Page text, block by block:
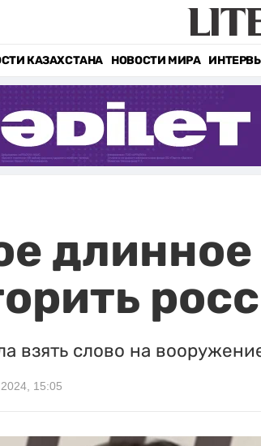
КАЗАХСТАНА НОВОСТИ МИРА
длинное
взять слово на
15:05